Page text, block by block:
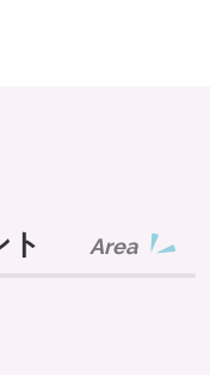
Area